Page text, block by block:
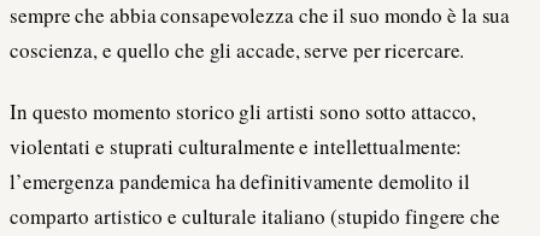
sempre che abbia consapevolezza che il suo mondo è la sua
coscienza, e quello che gli accade, serve per ricercare.
In questo momento storico gli artisti sono sotto attacco,
violentati e stuprati culturalmente e intellettualmente:
l’emergenza pandemica ha definitivamente demolito il
comparto artistico e culturale italiano (stupido fingere che